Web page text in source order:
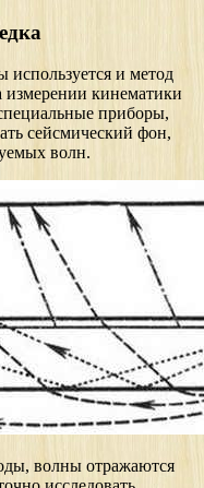
и метод
измерении кинематики
приборы,
сейсмический фон,
волн.
волны отражаются